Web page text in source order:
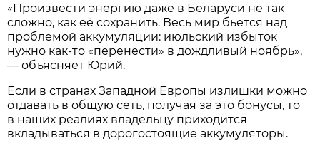
«Произвести энергию даже в Беларуси не так
сложно, как её сохранить. Весь мир бьется над
проблемой аккумуляции: июльский избыток
нужно как-то «перенести» в дождливый ноябрь»,
— объясняет Юрий.
Если в странах Западной Европы излишки можно
отдавать в общую сеть, получая за это бонусы, то
в наших реалиях владельцу приходится
вкладываться в дорогостоящие аккумуляторы.